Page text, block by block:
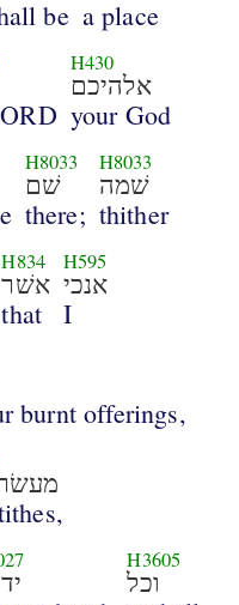
be a place
H430
אלהיכם
your God
H8033
שׁם
there;
H8033
שׁמה
thither
H834
אשׁר
that
H595
אנכי
I
burnt offerings,
H3605
וכל